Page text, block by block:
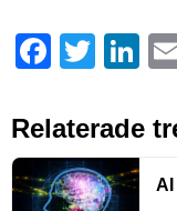
FacebookTwitter
Relaterade
AI